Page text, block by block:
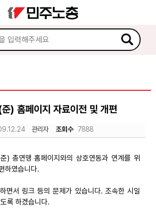
) 홈페이지 자료이전 및 개편
관리자 조회수 7888
) 총연맹 홈페이지와의 상호연동과 연계를 위
하였습니다.
면서 링크 등의 문제가 있습니다. 조속한 시일
록 하겠습니다.
스케치북5
스케치북5